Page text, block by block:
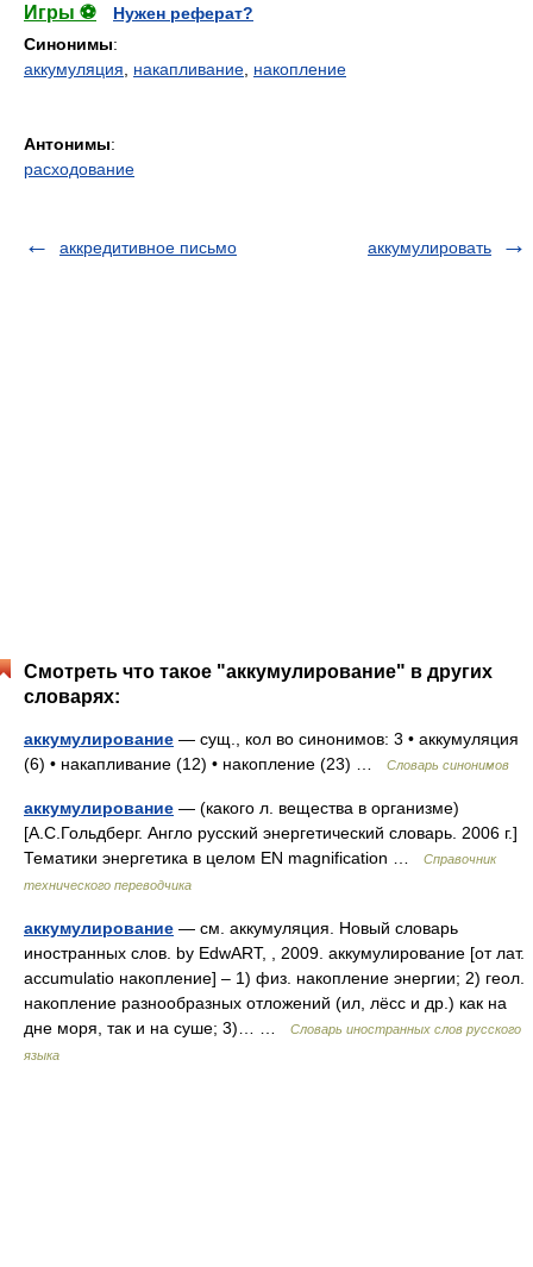
Игры ⚽
Нужен реферат?
Синонимы:
аккумуляция
накапливание накопление
Антонимы:
расходование
аккредитивное письмо аккумулировать
Смотреть что такое "аккумулирование" в других
словарях:
аккумулирование — сущ., кол во синонимов: 3 • аккумуляция
(6) • накапливание (12) • накопление (23) …
Словарь синонимов
аккумулирование — (какого л. вещества в организме)
[А.С.Гольдберг. Англо русский энергетический словарь. 2006 г.]
Тематики энергетика в целом EN magnification …
Справочник
технического переводчика
аккумулирование — см. аккумуляция. Новый словарь
иностранных слов. by EdwART, , 2009. аккумулирование [от лат.
accumulatio накопление] – 1) физ. накопление энергии; 2) геол.
накопление разнообразных отложений (ил, лёсс и др.) как на
дне моря, так и на суше; 3)… …
Словарь иностранных слов русского
языка